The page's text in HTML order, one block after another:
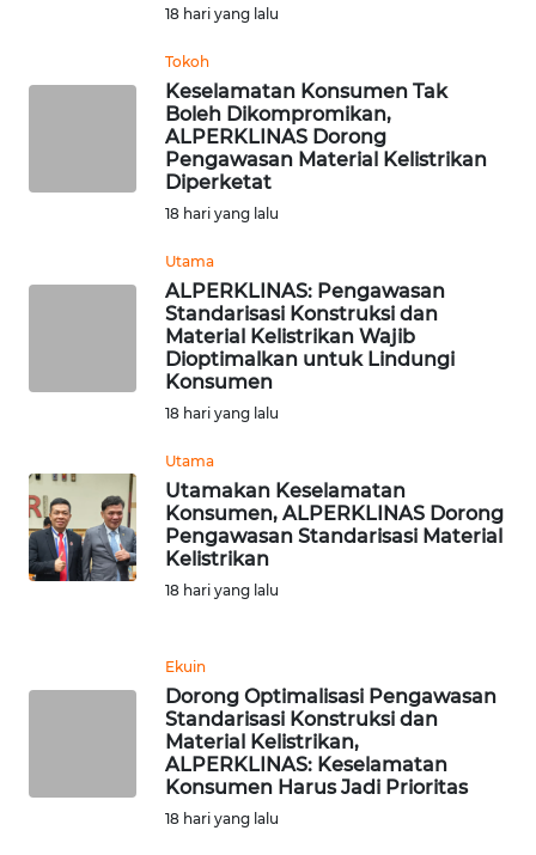
18 hari yang lalu
Tokoh
Keselamatan Konsumen Tak
Boleh Dikompromikan,
ALPERKLINAS Dorong
Pengawasan Material Kelistrikan
Diperketat
18 hari yang lalu
Utama
ALPERKLINAS: Pengawasan
Standarisasi Konstruksi dan
Material Kelistrikan Wajib
Dioptimalkan untuk Lindungi
Konsumen
18 hari yang lalu
Utama
Utamakan Keselamatan
Konsumen, ALPERKLINAS Dorong
Pengawasan Standarisasi Material
Kelistrikan
18 hari yang lalu
Ekuin
Dorong Optimalisasi Pengawasan
Standarisasi Konstruksi dan
Material Kelistrikan,
ALPERKLINAS: Keselamatan
Konsumen Harus Jadi Prioritas
18 hari yang lalu
BANTEN
WN
NTT
WN